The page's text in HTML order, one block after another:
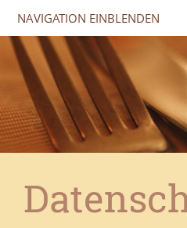
NAVIGATION EINBLENDEN